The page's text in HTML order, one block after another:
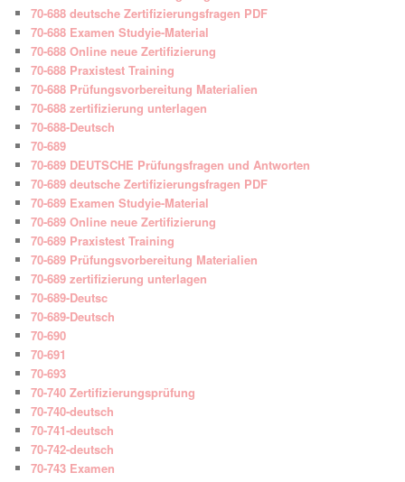
70-688 deutsche Zertifizierungsfragen PDF
70-688 Examen Studyie-Material
70-688 Online neue Zertifizierung
70-688 Praxistest Training
70-688 Prüfungsvorbereitung Materialien
70-688 zertifizierung unterlagen
70-688-Deutsch
70-689
70-689 DEUTSCHE Prüfungsfragen und Antworten
70-689 deutsche Zertifizierungsfragen PDF
70-689 Examen Studyie-Material
70-689 Online neue Zertifizierung
70-689 Praxistest Training
70-689 Prüfungsvorbereitung Materialien
70-689 zertifizierung unterlagen
70-689-Deutsc
70-689-Deutsch
70-690
70-691
70-693
70-740 Zertifizierungsprüfung
70-740-deutsch
70-741-deutsch
70-742-deutsch
70-743 Examen